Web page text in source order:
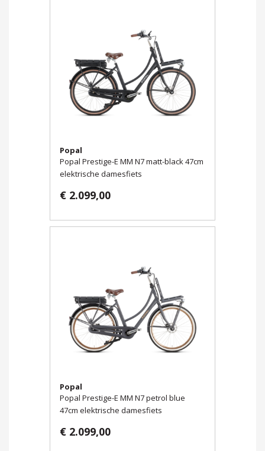
Popal
Popal Prestige-E MM N7 matt-black 47cm
elektrische damesfiets
€ 2.099,00
Popal
Popal Prestige-E MM N7 petrol blue
47cm elektrische damesfiets
€ 2.099,00